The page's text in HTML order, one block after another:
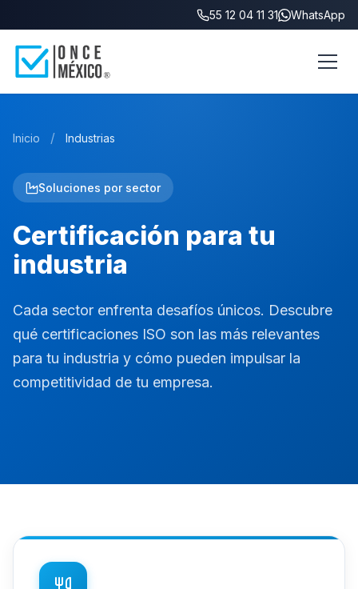
55 12 04 11 31 WhatsApp
Inicio / Industrias
Soluciones por sector
Certificación para tu
industria
Cada sector enfrenta desafíos únicos. Descubre
qué certificaciones ISO son las más relevantes
para tu industria y cómo pueden impulsar la
competitividad de tu empresa.